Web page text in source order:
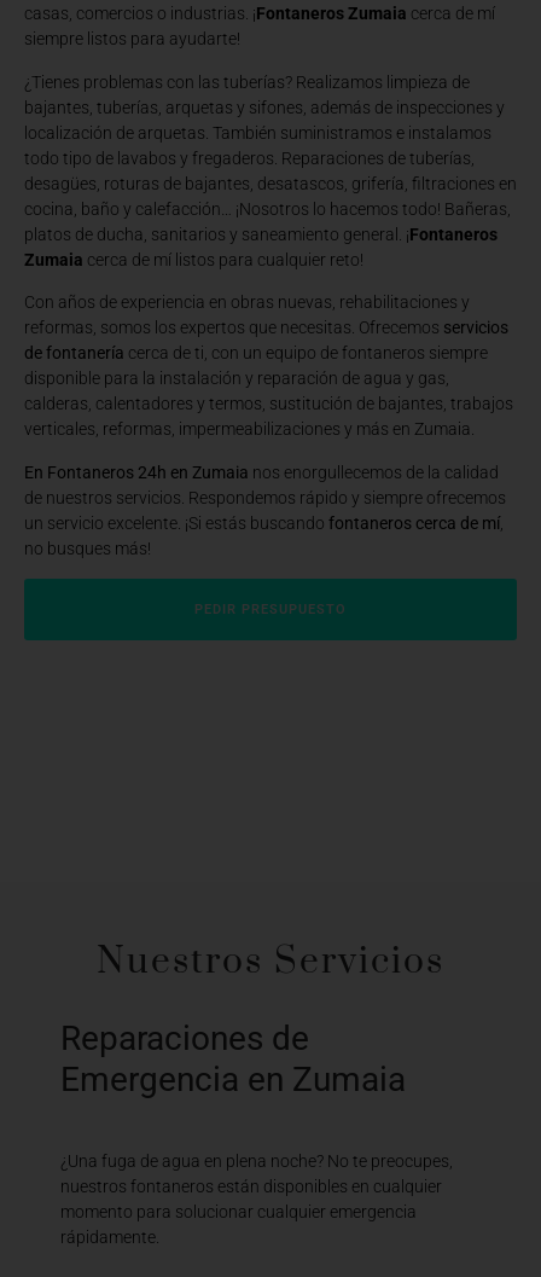
casas, comercios o industrias. ¡Fontaneros Zumaia cerca de mí
siempre listos para ayudarte!
¿Tienes problemas con las tuberías? Realizamos limpieza de
bajantes, tuberías, arquetas y sifones, además de inspecciones y
localización de arquetas. También suministramos e instalamos
todo tipo de lavabos y fregaderos. Reparaciones de tuberías,
desagües, roturas de bajantes, desatascos, grifería, filtraciones en
cocina, baño y calefacción… ¡Nosotros lo hacemos todo! Bañeras,
platos de ducha, sanitarios y saneamiento general. ¡Fontaneros
Zumaia cerca de mí listos para cualquier reto!
Con años de experiencia en obras nuevas, rehabilitaciones y
reformas, somos los expertos que necesitas. Ofrecemos servicios
de fontanería cerca de ti, con un equipo de fontaneros siempre
disponible para la instalación y reparación de agua y gas,
calderas, calentadores y termos, sustitución de bajantes, trabajos
verticales, reformas, impermeabilizaciones y más en Zumaia.
En Fontaneros 24h en Zumaia nos enorgullecemos de la calidad
de nuestros servicios. Respondemos rápido y siempre ofrecemos
un servicio excelente. ¡Si estás buscando fontaneros cerca de mí
no busques más!
PEDIR PRESUPUESTO
Nuestros Servicios
Reparaciones de
Emergencia en Zumaia
¿Una fuga de agua en plena noche? No te preocupes,
nuestros fontaneros están disponibles en cualquier
momento para solucionar cualquier emergencia
rápidamente.